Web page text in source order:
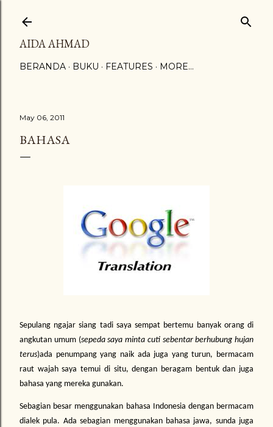
AIDA AHMAD
BERANDA BUKU FEATURES MORE…
May 06, 2011
BAHASA
Sepulang ngajar siang tadi saya sempat bertemu banyak orang di
angkutan umum (sepeda saya minta cuti sebentar berhubung hujan
terus)ada penumpang yang naik ada juga yang turun, bermacam
raut wajah saya temui di situ, dengan beragam bentuk dan juga
bahasa yang mereka gunakan.
Sebagian besar menggunakan bahasa Indonesia dengan bermacam
dialek pula. Ada sebagian menggunakan bahasa jawa, sunda juga